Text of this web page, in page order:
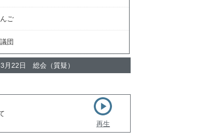
ご
団
月22日 総会（質疑）
再生